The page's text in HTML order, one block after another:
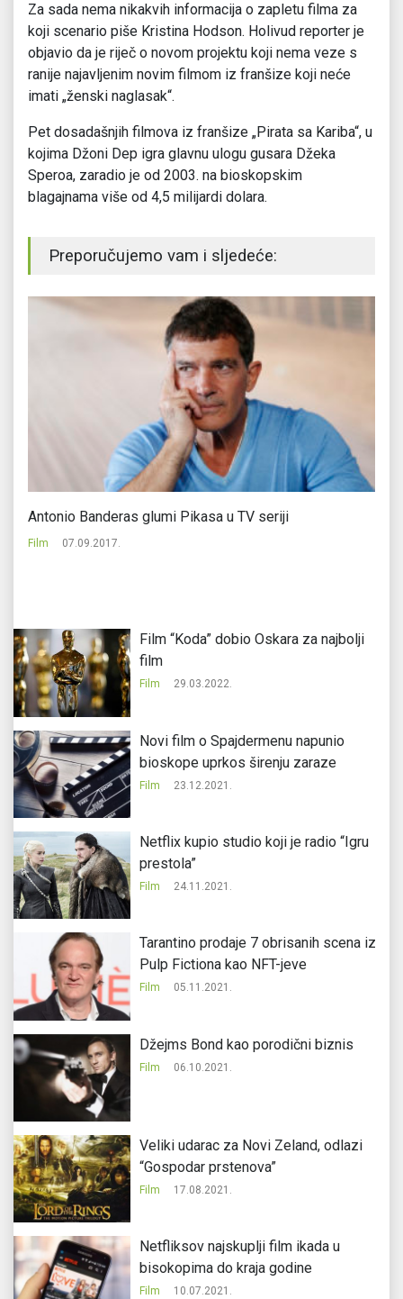
Za sada nema nikakvih informacija o zapletu filma za
koji scenario piše Kristina Hodson. Holivud reporter je
objavio da je riječ o novom projektu koji nema veze s
ranije najavljenim novim filmom iz franšize koji neće
imati „ženski naglasak“.
Pet dosadašnjih filmova iz franšize „Pirata sa Kariba“, u
kojima Džoni Dep igra glavnu ulogu gusara Džeka
Speroa, zaradio je od 2003. na bioskopskim
blagajnama više od 4,5 milijardi dolara.
Preporučujemo vam i sljedeće:
Antonio Banderas glumi Pikasa u TV seriji
Film 07.09.2017.
Film “Koda” dobio Oskara za najbolji
film
Film 29.03.2022.
Novi film o Spajdermenu napunio
bioskope uprkos širenju zaraze
Film 23.12.2021.
Netflix kupio studio koji je radio “Igru
prestola”
Film 24.11.2021.
Tarantino prodaje 7 obrisanih scena iz
Pulp Fictiona kao NFT-jeve
Film 05.11.2021.
Džejms Bond kao porodični biznis
Film 06.10.2021.
Veliki udarac za Novi Zeland, odlazi
“Gospodar prstenova”
Film 17.08.2021.
Netfliksov najskuplji film ikada u
bisokopima do kraja godine
Film 10.07.2021.